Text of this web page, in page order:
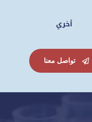
أخري
تواصل معنا